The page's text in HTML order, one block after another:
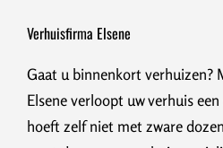
Verhuisfirma Elsene
Gaat u binnenkort verhuizen?
Elsene verloopt uw verhuis
hoeft zelf niet met zware